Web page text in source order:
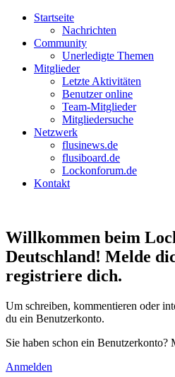
Startseite
Nachrichten
Community
Unerledigte Themen
Mitglieder
Letzte Aktivitäten
Benutzer online
Team-Mitglieder
Mitgliedersuche
Netzwerk
flusinews.de
flusiboard.de
Lockonforum.de
Kontakt
Willkommen beim
Deutschland! Melde
registriere dich.
Um schreiben, kommentieren oder
du ein Benutzerkonto.
Sie haben schon ein Benutzerkonto?
Anmelden